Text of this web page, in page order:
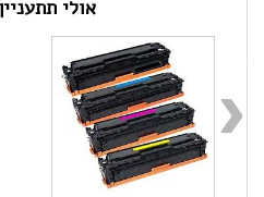
אולי תתעניין